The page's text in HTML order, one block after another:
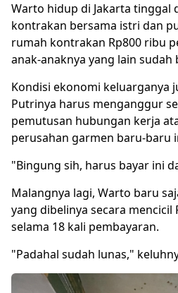
Warto hidup di Jakarta tinggal
kontrakan bersama istri dan
rumah kontrakan Rp800 ribu
anak-anaknya yang lain sudah
Kondisi ekonomi keluarganya
Putrinya harus menganggur
pemutusan hubungan kerja
perusahan garmen baru-baru
"Bingung sih, harus bayar ini
Malangnya lagi, Warto baru
yang dibelinya secara mencicil
selama 18 kali pembayaran.
"Padahal sudah lunas,"